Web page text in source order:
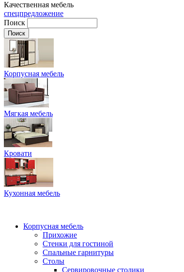
Качественная мебель
спецпредложение
Поиск
Корпусная мебель
Мягкая мебель
Кровати
Кухонная мебель
Корпусная мебель
Прихожие
Стенки для гостиной
Спальные гарнитуры
Столы
Сервировочные столики